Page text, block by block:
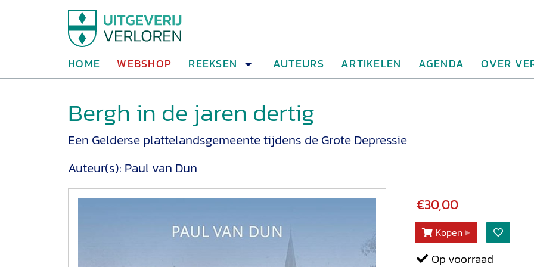
HOME WEBSHOP REEKSEN AUTEURS ARTIKELEN AGENDA OVER
Bergh in de jaren dertig
Een Gelderse plattelandsgemeente tijdens de Grote Depressie
Auteur(s): Paul van Dun
€30,00
Kopen
Op voorraad